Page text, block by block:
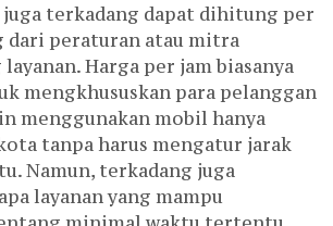
terkadang dapat dihitung per
dari peraturan atau mitra
Harga per jam biasanya
mengkhususkan para pelanggan
menggunakan mobil hanya
tanpa harus mengatur jarak
Namun, terkadang juga
layanan yang mampu